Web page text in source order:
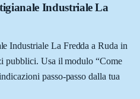
Industriale La
Industriale La Fredda a Ruda in
pubblici. Usa il modulo “Come
passo-passo dalla tua